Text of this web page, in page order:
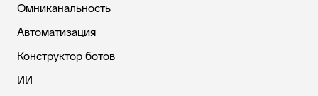
Омниканальность
Автоматизация
Конструктор ботов
ИИ